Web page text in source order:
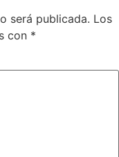
será publicada. Los
con *